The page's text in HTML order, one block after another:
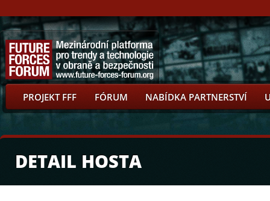
PROJEKT FFF FÓRUM NABÍDKA PARTNERSTVÍ
DETAIL HOSTA